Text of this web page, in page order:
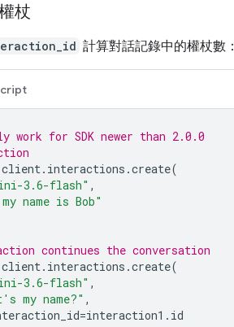
杖
計算對話記錄中的權杖數：
for SDK newer than 2.0.0
client. interactions .create(
3.6-flash" ,
name is Bob"
continues the conversation
client. interactions .create(
3.6-flash" ,
my name?" ,
=interaction1 . id